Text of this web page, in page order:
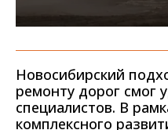
Новосибирский
ремонту дорог смог
специалистов. В
комплексного